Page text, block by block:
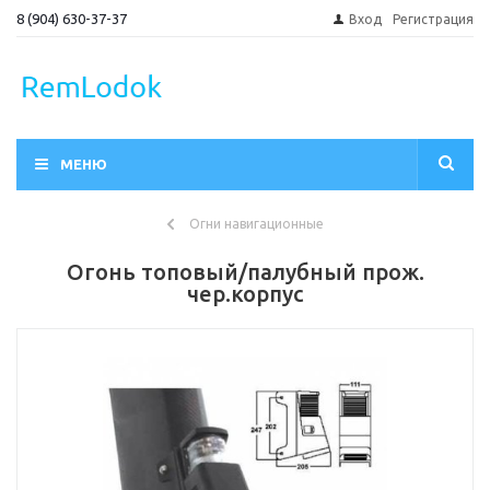
8 (904) 630-37-37 Вход Регистрация
МЕНЮ
Огни навигационные
Огонь топовый/палубный прож.
чер.корпус